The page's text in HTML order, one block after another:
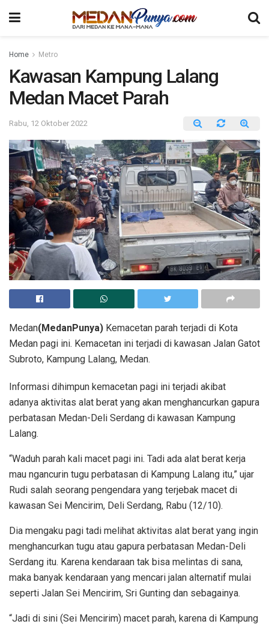
Home Metro
Kawasan Kampung Lalang
Medan Macet Parah
Rabu, 12 Oktober 2022
Medan(MedanPunya) Kemacetan parah terjadi di Kota
Medan pagi ini. Kemacetan ini terjadi di kawasan Jalan Gatot
Subroto, Kampung Lalang, Medan.
Informasi dihimpun kemacetan pagi ini terjadi akibat
adanya aktivitas alat berat yang akan menghancurkan gapura
perbatasan Medan-Deli Serdang di kawasan Kampung
Lalang.
“Waduh parah kali macet pagi ini. Tadi ada alat berat kerja
mau ngancurin tugu perbatasan di Kampung Lalang itu,” ujar
Rudi salah seorang pengendara yang terjebak macet di
kawasan Sei Mencirim, Deli Serdang, Rabu (12/10).
Dia mengaku pagi tadi melihat aktivitas alat berat yang ingin
menghancurkan tugu atau gapura perbatasan Medan-Deli
Serdang itu. Karena kendaraan tak bisa melintas di sana,
maka banyak kendaraan yang mencari jalan alternatif mulai
seperti Jalan Sei Mencirim, Sri Gunting dan sebagainya.
“Jadi di sini (Sei Mencirim) macet parah, karena di Kampung